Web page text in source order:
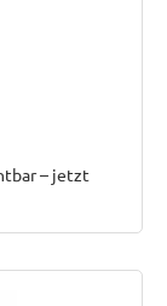
– jetzt